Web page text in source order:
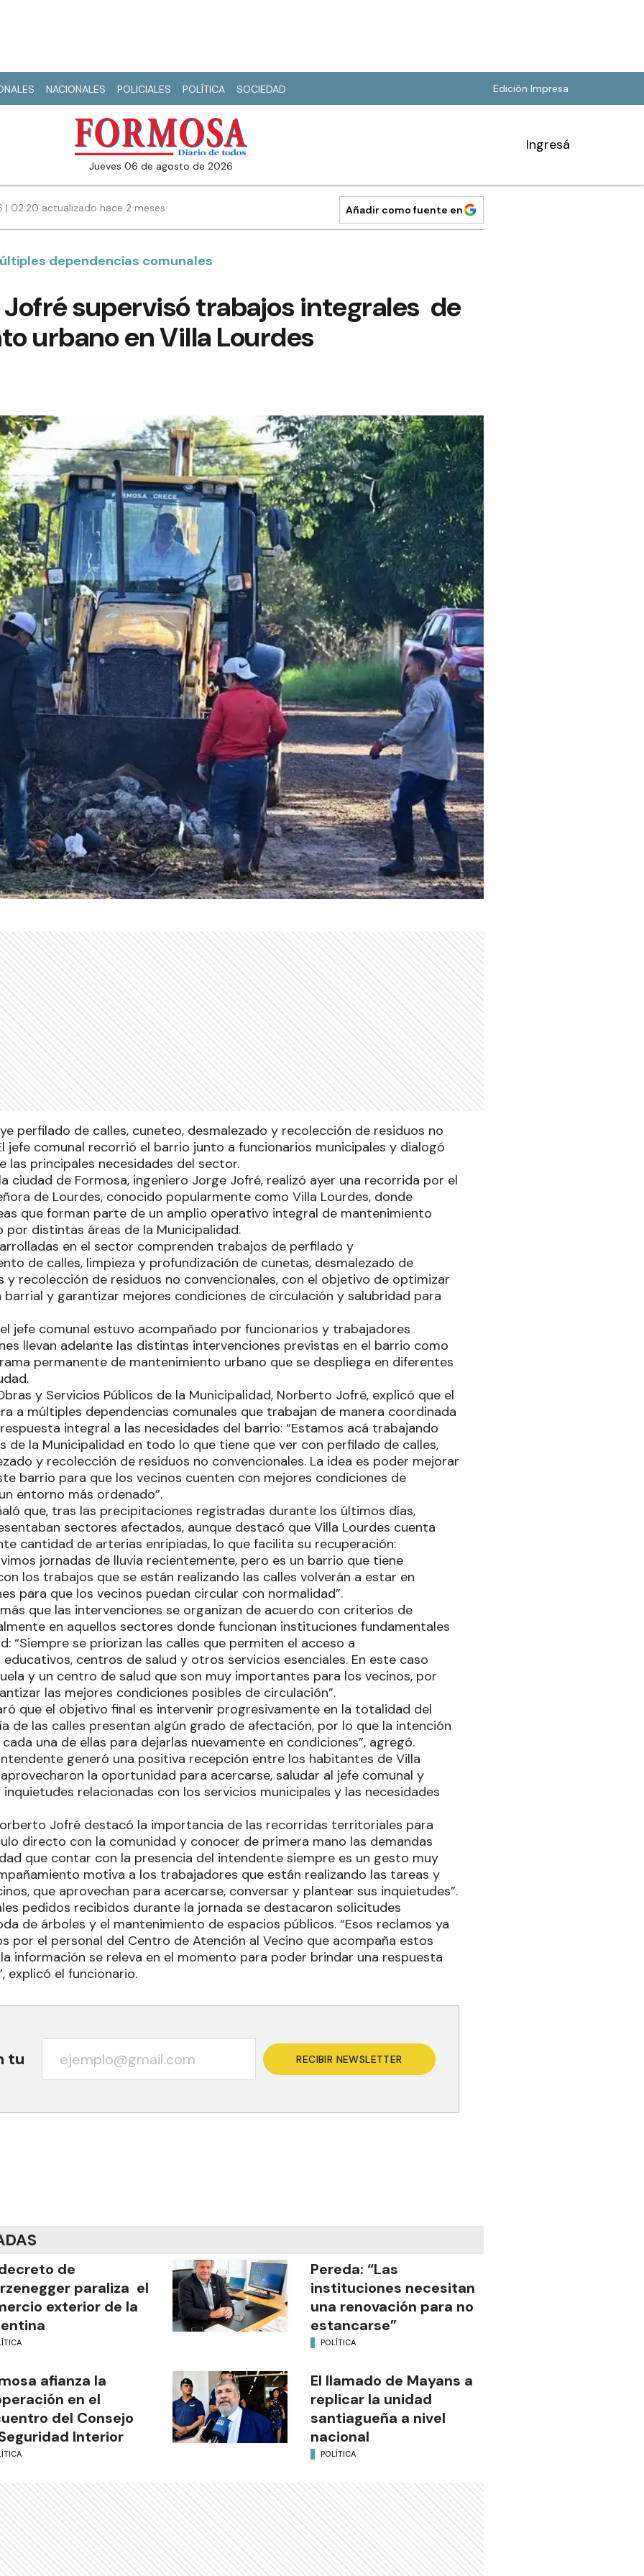
NACIONALES POLICIALES POLÍTICA SOCIEDAD Edición Impresa
jueves 06 de agosto de 2026
Ingresá
02:20 actualizado hace 2 meses Añadir como fuente en
dependencias comunales
supervisó trabajos integrales de
urbano en Villa Lourdes
perfilado de calles, cuneteo, desmalezado y recolección de residuos no
jefe comunal recorrió el barrio junto a funcionarios municipales y dialogó
las principales necesidades del sector.
ciudad de Formosa, ingeniero Jorge Jofré, realizó ayer una recorrida por el
de Lourdes, conocido popularmente como Villa Lourdes, donde
que forman parte de un amplio operativo integral de mantenimiento
por distintas áreas de la Municipalidad.
en el sector comprenden trabajos de perfilado y
de calles, limpieza y profundización de cunetas, desmalezado de
y recolección de residuos no convencionales, con el objetivo de optimizar
y garantizar mejores condiciones de circulación y salubridad para
jefe comunal estuvo acompañado por funcionarios y trabajadores
llevan adelante las distintas intervenciones previstas en el barrio como
permanente de mantenimiento urbano que se despliega en diferentes
y Servicios Públicos de la Municipalidad, Norberto Jofré, explicó que el
a múltiples dependencias comunales que trabajan de manera coordinada
integral a las necesidades del barrio: “Estamos acá trabajando
de la Municipalidad en todo lo que tiene que ver con perfilado de calles,
y recolección de residuos no convencionales. La idea es poder mejorar
barrio para que los vecinos cuenten con mejores condiciones de
entorno más ordenado”.
que, tras las precipitaciones registradas durante los últimos días,
sectores afectados, aunque destacó que Villa Lourdes cuenta
cantidad de arterias enripiadas, lo que facilita su recuperación:
jornadas de lluvia recientemente, pero es un barrio que tiene
los trabajos que se están realizando las calles volverán a estar en
para que los vecinos puedan circular con normalidad”.
que las intervenciones se organizan de acuerdo con criterios de
en aquellos sectores donde funcionan instituciones fundamentales
“Siempre se priorizan las calles que permiten el acceso a
centros de salud y otros servicios esenciales. En este caso
y un centro de salud que son muy importantes para los vecinos, por
las mejores condiciones posibles de circulación”.
que el objetivo final es intervenir progresivamente en la totalidad del
de las calles presentan algún grado de afectación, por lo que la intención
una de ellas para dejarlas nuevamente en condiciones”, agregó.
generó una positiva recepción entre los habitantes de Villa
la oportunidad para acercarse, saludar al jefe comunal y
relacionadas con los servicios municipales y las necesidades
Jofré destacó la importancia de las recorridas territoriales para
directo con la comunidad y conocer de primera mano las demandas
que contar con la presencia del intendente siempre es un gesto muy
motiva a los trabajadores que están realizando las tareas y
que aprovechan para acercarse, conversar y plantear sus inquietudes”.
pedidos recibidos durante la jornada se destacaron solicitudes
de árboles y el mantenimiento de espacios públicos. “Esos reclamos ya
por el personal del Centro de Atención al Vecino que acompaña estos
información se releva en el momento para poder brindar una respuesta
explicó el funcionario.
tu RECIBIR NEWSLETTER
de
paraliza el
exterior de la
Pereda: “Las
instituciones necesitan
una renovación para no
estancarse”
POLÍTICA
afianza la
en el
del Consejo
Interior
El llamado de Mayans a
replicar la unidad
santiagueña a nivel
nacional
POLÍTICA